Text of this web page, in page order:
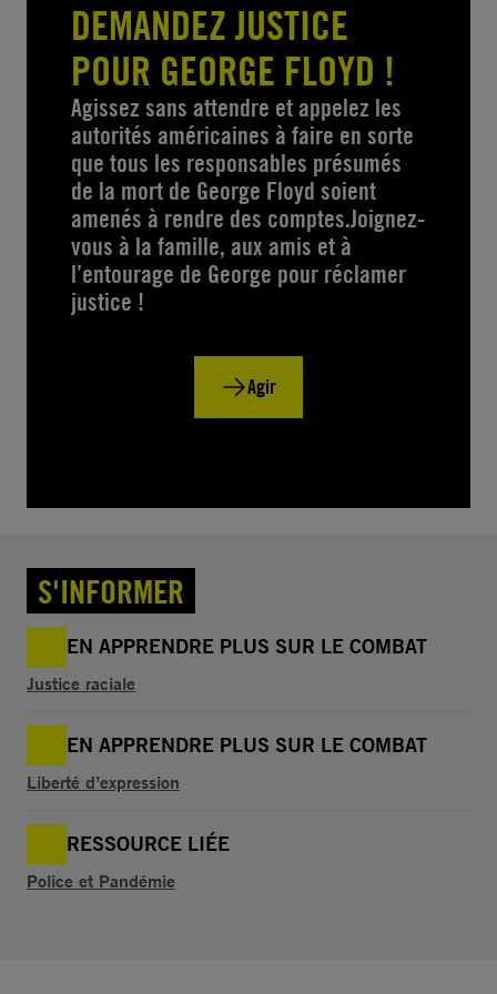
DEMANDEZ JUSTICE
POUR GEORGE FLOYD !
Agissez sans attendre et appelez les
autorités américaines à faire en sorte
que tous les responsables présumés
de la mort de George Floyd soient
amenés à rendre des comptes.Joignez-
vous à la famille, aux amis et à
l’entourage de George pour réclamer
justice !
Agir
S'INFORMER
EN APPRENDRE PLUS SUR LE COMBAT
Justice raciale
EN APPRENDRE PLUS SUR LE COMBAT
Liberté d’expression
RESSOURCE LIÉE
Police et Pandémie